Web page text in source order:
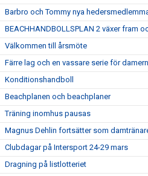
Barbro och Tommy nya
BEACHHANDBOLLSPLAN 2 växer fram
Välkommen till årsmöte
Färre lag och en vassare serie för
Konditionshandboll
Beachplanen och beachplaner
Träning inomhus pausas
Magnus Dehlin fortsätter som
Clubdagar på Intersport 24-29 mars
Dragning på listlotteriet